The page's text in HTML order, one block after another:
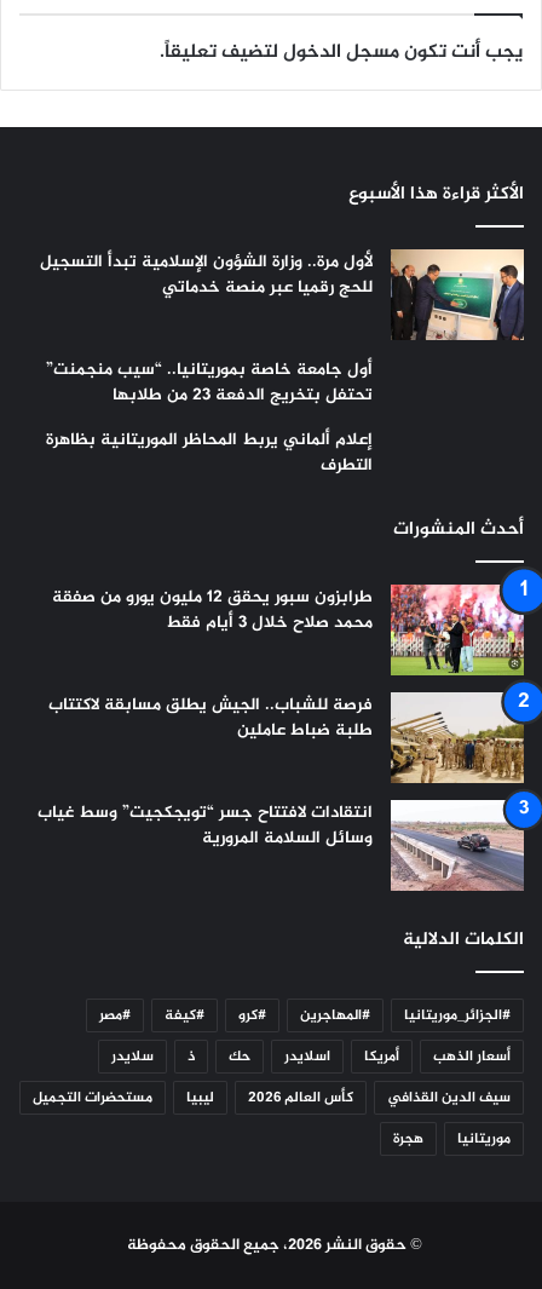
يجب أنت تكونمسجل الدخوللتضيف تعليقاً.
الأكثر قراءة هذا الأسبوع
لأول مرة.. وزارة الشؤون الإسلامية تبدأ التسجيل
للحج رقميا عبر منصة خدماتي
أول جامعة خاصة بموريتانيا.. “سيب منجمنت”
تحتفل بتخريج الدفعة 23 من طلابها
إعلام ألماني يربط المحاظر الموريتانية بظاهرة
التطرف
أحدث المنشورات
طرابزون سبور يحقق 12 مليون يورو من صفقة
محمد صلاح خلال 3 أيام فقط
فرصة للشباب.. الجيش يطلق مسابقة لاكتتاب
طلبة ضباط عاملين
انتقادات لافتتاح جسر “تويجكجيت” وسط غياب
وسائل السلامة المرورية
الكلمات الدلالية
#الجزائر_موريتانيا #المهاجرين #كرو #كيفة
#مصر
أسعار الذهب
أمريكا اسلايدر حك ذ
سلايدر
سيف الدين القذافي
كأس العالم 2026 ليبيا
مستحضرات التجميل
موريتانيا
هجرة
© حقوق النشر 2026، جميع الحقوق محفوظة